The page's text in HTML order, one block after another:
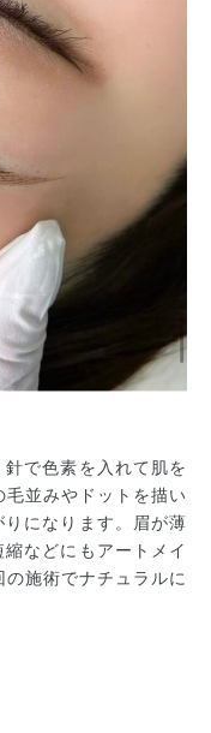
で色素を入れて肌を
並みやドットを描い
になります。眉が薄
などにもアートメイ
施術でナチュラルに